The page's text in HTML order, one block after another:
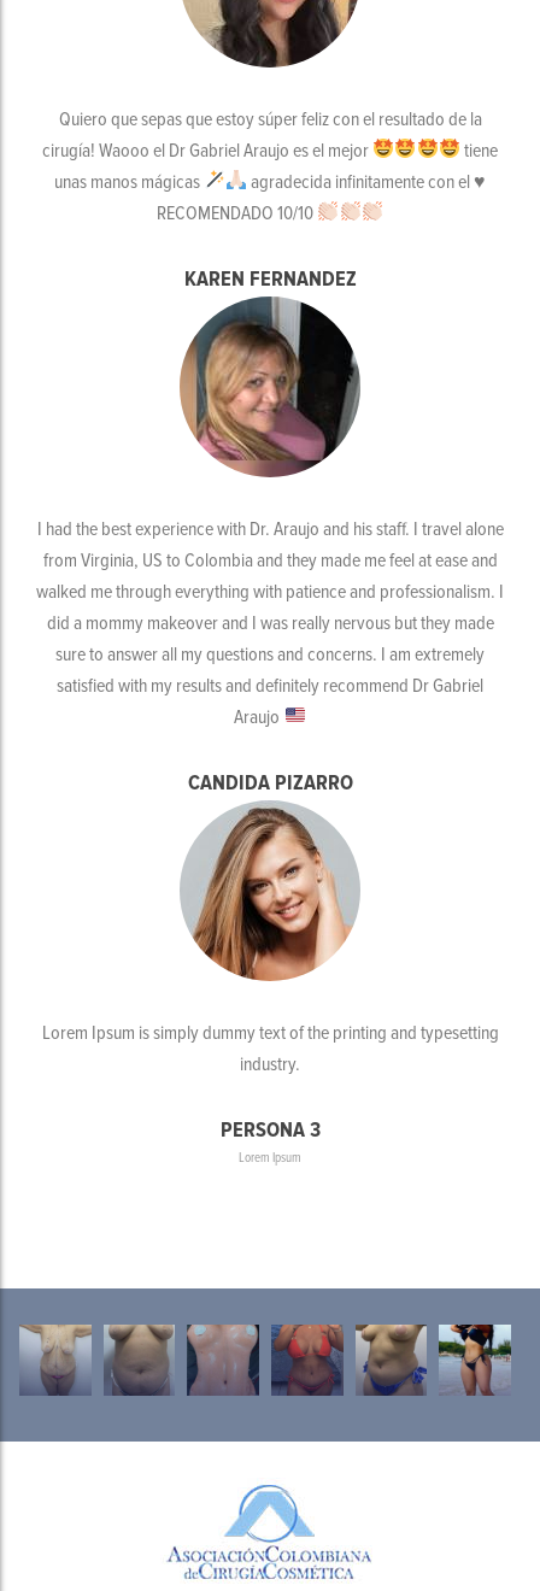
Quiero que sepas que estoy súper feliz con el resultado de la
cirugía! Waooo el Dr Gabriel Araujo es el mejor
tiene
unas manos mágicas
agradecida infinitamente con el ♥️
RECOMENDADO 10/10
KAREN FERNANDEZ
I had the best experience with Dr. Araujo and his staff. I travel alone
from Virginia, US to Colombia and they made me feel at ease and
walked me through everything with patience and professionalism. I
did a mommy makeover and I was really nervous but they made
sure to answer all my questions and concerns. I am extremely
satisfied with my results and definitely recommend Dr Gabriel
Araujo
CANDIDA PIZARRO
Lorem Ipsum is simply dummy text of the printing and typesetting
industry.
PERSONA 3
Lorem Ipsum